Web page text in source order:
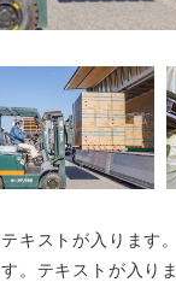
キストが入ります
。テキストが入り